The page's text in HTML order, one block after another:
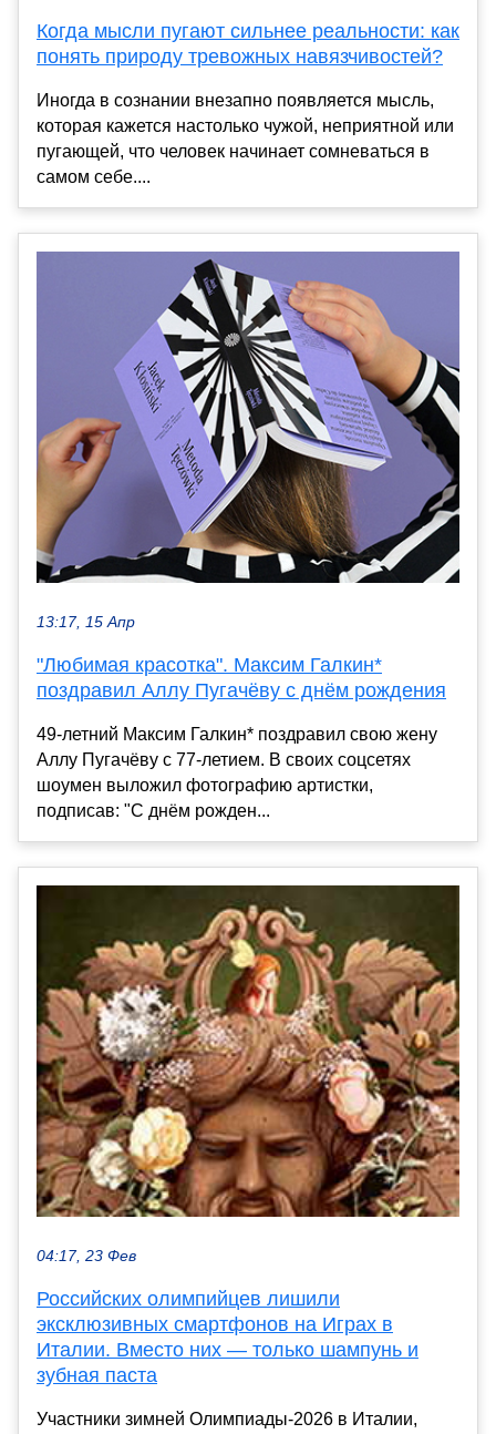
Когда мысли пугают сильнее реальности: как
понять природу тревожных навязчивостей?
Иногда в сознании внезапно появляется мысль,
которая кажется настолько чужой, неприятной или
пугающей, что человек начинает сомневаться в
самом себе....
13:17, 15 Апр
"Любимая красотка". Максим Галкин*
поздравил Аллу Пугачёву с днём рождения
49-летний Максим Галкин* поздравил свою жену
Аллу Пугачёву с 77-летием. В своих соцсетях
шоумен выложил фотографию артистки,
подписав: "С днём рожден...
04:17, 23 Фев
Российских олимпийцев лишили
эксклюзивных смартфонов на Играх в
Италии. Вместо них — только шампунь и
зубная паста
Участники зимней Олимпиады-2026 в Италии,